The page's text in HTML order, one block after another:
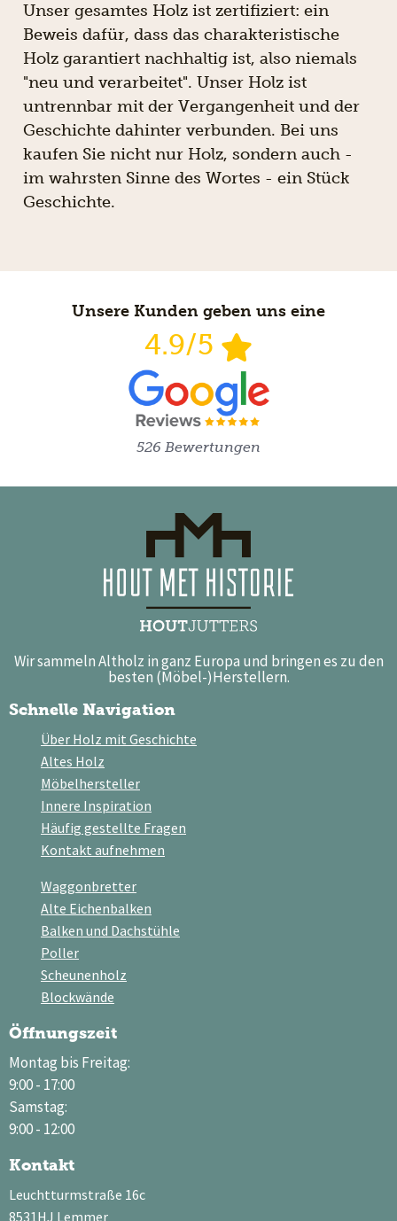
Unser gesamtes Holz ist zertifiziert: ein
Beweis dafür, dass das charakteristische
Holz garantiert nachhaltig ist, also niemals
"neu und verarbeitet". Unser Holz ist
untrennbar mit der Vergangenheit und der
Geschichte dahinter verbunden. Bei uns
kaufen Sie nicht nur Holz, sondern auch -
im wahrsten Sinne des Wortes - ein Stück
Geschichte.
Unsere Kunden geben uns eine
4.9/5
526 Bewertungen
Wir sammeln Altholz in ganz Europa und bringen es zu den
besten (Möbel-)Herstellern.
Schnelle Navigation
Über Holz mit Geschichte
Altes Holz
Möbelhersteller
Innere Inspiration
Häufig gestellte Fragen
Kontakt aufnehmen
Waggonbretter
Alte Eichenbalken
Balken und Dachstühle
Poller
Scheunenholz
Blockwände
Öffnungszeit
Montag bis Freitag:
9:00 - 17:00
Samstag:
9:00 - 12:00
Kontakt
Leuchtturmstraße 16c
8531HJ Lemmer